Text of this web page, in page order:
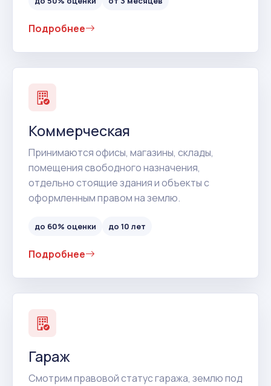
Подробнее
Коммерческая
Принимаются офисы, магазины, склады,
помещения свободного назначения,
отдельно стоящие здания и объекты с
оформленным правом на землю.
до 60% оценки до 10 лет
Подробнее
Гараж
Смотрим правовой статус гаража, землю под